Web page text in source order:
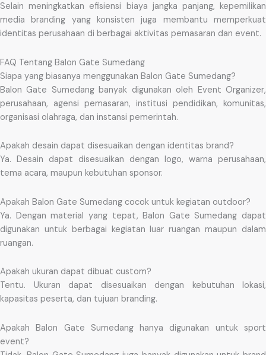
Selain meningkatkan efisiensi biaya jangka panjang, kepemilikan
media branding yang konsisten juga membantu memperkuat
identitas perusahaan di berbagai aktivitas pemasaran dan event.
FAQ Tentang Balon Gate Sumedang
Siapa yang biasanya menggunakan Balon Gate Sumedang?
Balon Gate Sumedang banyak digunakan oleh Event Organizer,
perusahaan, agensi pemasaran, institusi pendidikan, komunitas,
organisasi olahraga, dan instansi pemerintah.
Apakah desain dapat disesuaikan dengan identitas brand?
Ya. Desain dapat disesuaikan dengan logo, warna perusahaan,
tema acara, maupun kebutuhan sponsor.
Apakah Balon Gate Sumedang cocok untuk kegiatan outdoor?
Ya. Dengan material yang tepat, Balon Gate Sumedang dapat
digunakan untuk berbagai kegiatan luar ruangan maupun dalam
ruangan.
Apakah ukuran dapat dibuat custom?
Tentu. Ukuran dapat disesuaikan dengan kebutuhan lokasi,
kapasitas peserta, dan tujuan branding.
Apakah Balon Gate Sumedang hanya digunakan untuk sport
event?